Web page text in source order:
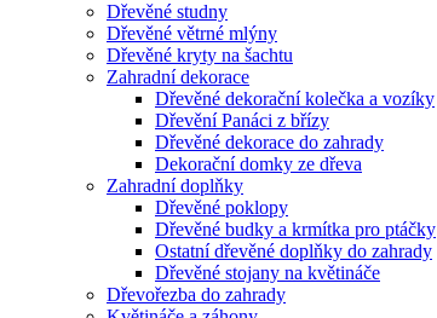
Dřevěné studny
Dřevěné větrné mlýny
Dřevěné kryty na šachtu
Zahradní dekorace
Dřevěné dekorační kolečka a vozíky
Dřevění Panáci z břízy
Dřevěné dekorace do zahrady
Dekorační domky ze dřeva
Zahradní doplňky
Dřevěné poklopy
Dřevěné budky a krmítka pro ptáčky
Ostatní dřevěné doplňky do zahrady
Dřevěné stojany na květináče
Dřevořezba do zahrady